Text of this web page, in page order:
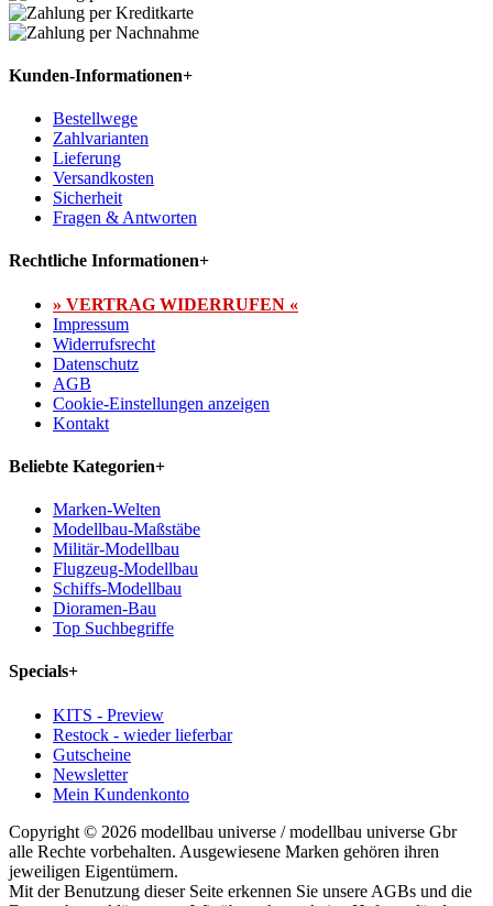
Kunden-Informationen+
Bestellwege
Zahlvarianten
Lieferung
Versandkosten
Sicherheit
Fragen & Antworten
Rechtliche Informationen+
» VERTRAG WIDERRUFEN «
Impressum
Widerrufsrecht
Datenschutz
AGB
Cookie-Einstellungen anzeigen
Kontakt
Beliebte Kategorien+
Marken-Welten
Modellbau-Maßstäbe
Militär-Modellbau
Flugzeug-Modellbau
Schiffs-Modellbau
Dioramen-Bau
Top Suchbegriffe
Specials+
KITS - Preview
Restock - wieder lieferbar
Gutscheine
Newsletter
Mein Kundenkonto
Copyright © 2026 modellbau universe / modellbau universe Gbr
alle Rechte vorbehalten. Ausgewiesene Marken gehören ihren
jeweiligen Eigentümern.
Mit der Benutzung dieser Seite erkennen Sie unsere AGBs und die